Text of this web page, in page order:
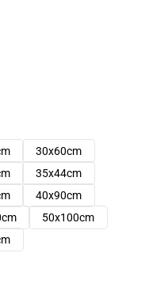
30x60cm
35x44cm
40x90cm
50x100cm